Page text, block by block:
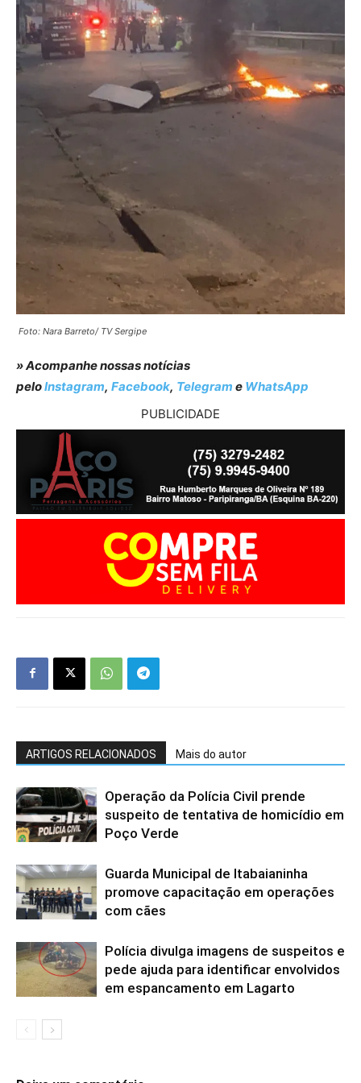
Foto: Nara Barreto/ TV Sergipe
» Acompanhe nossas notícias
peloInstagram, Facebook, Telegram e WhatsApp
PUBLICIDADE
ARTIGOS RELACIONADOS Mais do autor
Operação da Polícia Civil prende
suspeito de tentativa de homicídio em
Poço Verde
Guarda Municipal de Itabaianinha
promove capacitação em operações
com cães
Polícia divulga imagens de suspeitos e
pede ajuda para identificar envolvidos
em espancamento em Lagarto